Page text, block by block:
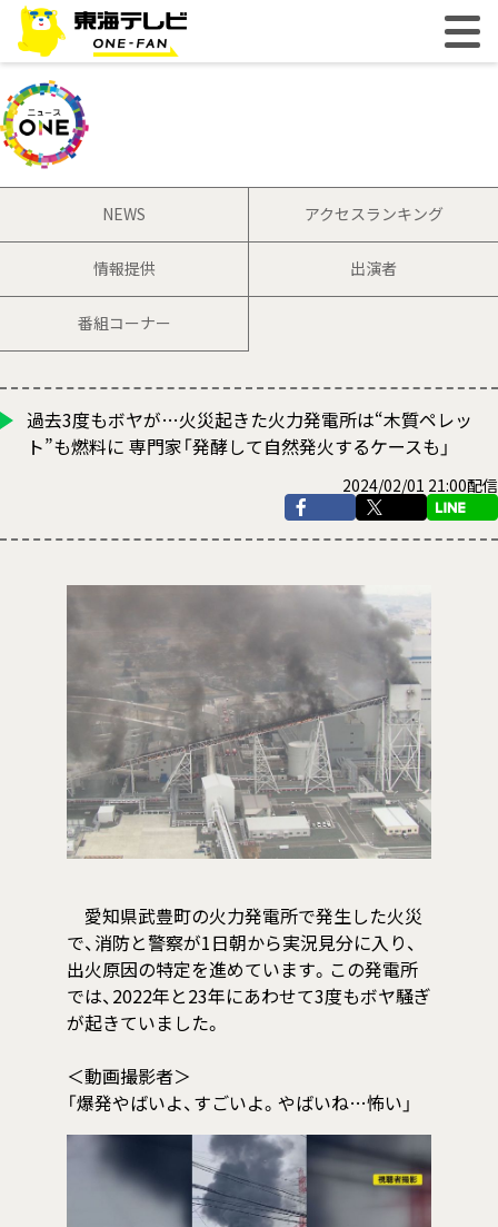
NEWS アクセスランキング
情報提供 出演者
番組コーナー
過去3度もボヤが…火災起きた火力発電所は“木質ペレッ
ト”も燃料に 専門家「発酵して自然発火するケースも」
2024/02/01 21:00配信
愛知県武豊町の火力発電所で発生した火災
で、消防と警察が1日朝から実況見分に入り、
出火原因の特定を進めています。この発電所
では、2022年と23年にあわせて3度もボヤ騒ぎ
が起きていました。
＜動画撮影者＞
「爆発やばいよ、すごいよ。やばいね…怖い」